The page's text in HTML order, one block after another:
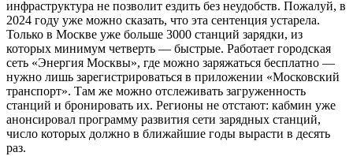
инфраструктура не позволит ездить без неудобств. Пожалуй, в
2024 году уже можно сказать, что эта сентенция устарела.
Только в Москве уже больше 3000 станций зарядки, из
которых минимум четверть — быстрые. Работает городская
сеть «Энергия Москвы», где можно заряжаться бесплатно —
нужно лишь зарегистрироваться в приложении «Московский
транспорт». Там же можно отслеживать загруженность
станций и бронировать их. Регионы не отстают: кабмин уже
анонсировал программу развития сети зарядных станций,
число которых должно в ближайшие годы вырасти в десять
раз.